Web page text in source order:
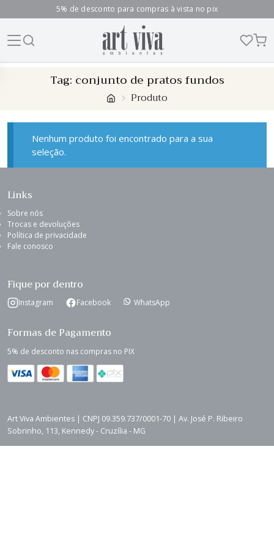
5% de desconto para compras à vista no pix
Tag: conjunto de pratos fundos
Produto
Nenhum produto foi encontrado para a sua
seleção.
Links
Sobre nós
Trocas e devoluções
Política de privacidade
Fale conosco
Fique por dentro
Instagram Facebook WhatsApp
Formas de Pagamento
5% de desconto nas compras no PIX
Art Viva Ambientes | CNPJ 09.359.737/0001-70 | Av. José P. Ribeiro
Sobrinho, 113, Kennedy - Cruzília - MG